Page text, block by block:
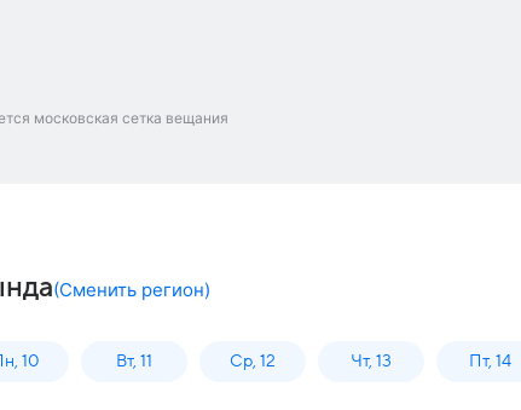
московская сетка вещания
(Сменить регион)
10 Вт, 11 Ср, 12 Чт, 13 Пт, 14